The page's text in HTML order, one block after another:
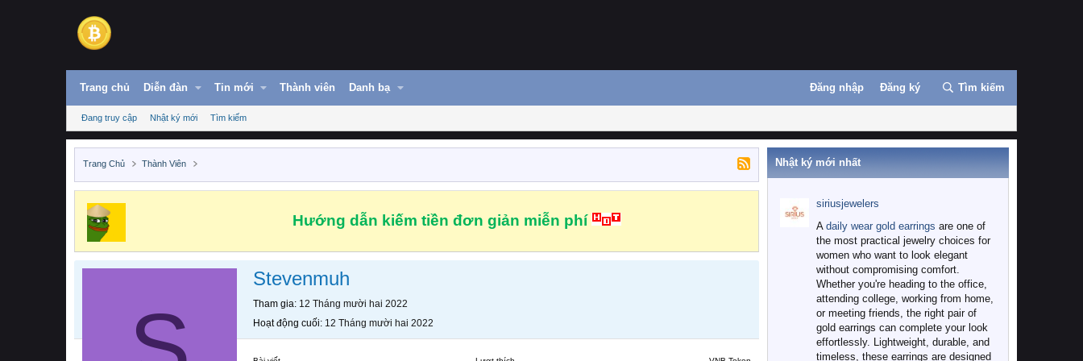
Trang chủ Diễn đàn Tin mới Thành viên Danh bạ Đăng nhập Đăng ký Tìm kiếm
Đang truy cập Nhật ký mới Tìm kiếm
Trang Chủ Thành Viên
Hướng dẫn kiếm tiền đơn giản miễn phí
Stevenmuh
Tham gia 12 Tháng mười hai 2022
Hoạt động cuối 12 Tháng mười hai 2022
Nhật ký mới nhất
siriusjewelers
A daily wear gold earrings are one of
the most practical jewelry choices for
women who want to look elegant
without compromising comfort.
Whether you're heading to the office,
attending college, working from home,
or meeting friends, the right pair of
gold earrings can complete your look
effortlessly. Lightweight, durable, and
timeless, these earrings are designed